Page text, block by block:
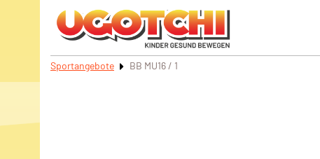
Sportangebote BB MU16 / 1